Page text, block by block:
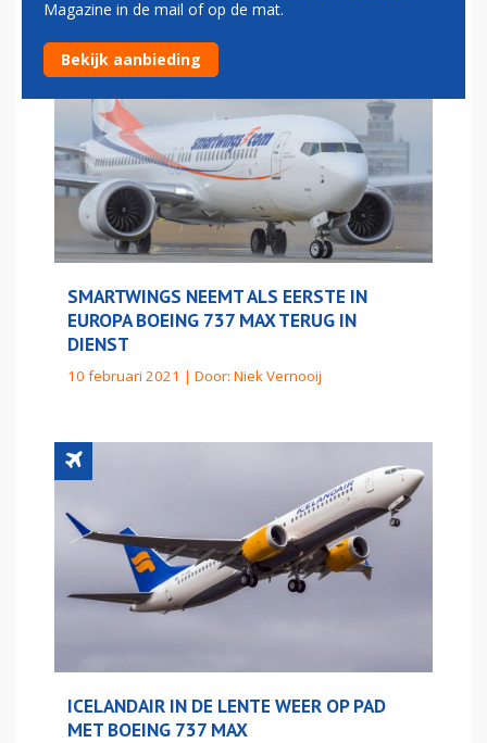
SMARTWINGS NEEMT ALS EERSTE IN
EUROPA BOEING 737 MAX TERUG IN
DIENST
10 februari 2021 | Door: Niek Vernooij
ICELANDAIR IN DE LENTE WEER OP PAD
MET BOEING 737 MAX
Magazine in de mail of op de mat.
Bekijk aanbieding